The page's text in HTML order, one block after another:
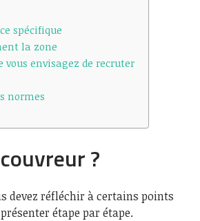
spécifique
la zone
envisagez de recruter
normes
?
devez réfléchir à certains points
étape par étape.